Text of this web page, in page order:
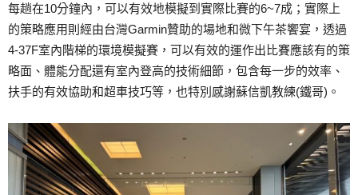
每趟在10分鐘內，可以有效地模擬到實際比賽的6~7成；實際上
的策略應用則經由台灣Garmin贊助的場地和微下午茶饗宴，透過
4-37F室內階梯的環境模擬賽，可以有效的運作出比賽應該有的策
略面、體能分配還有室內登高的技術細節，包含每一步的效率、
扶手的有效協助和超車技巧等，也特別感謝蘇信凱教練(鐵哥)。